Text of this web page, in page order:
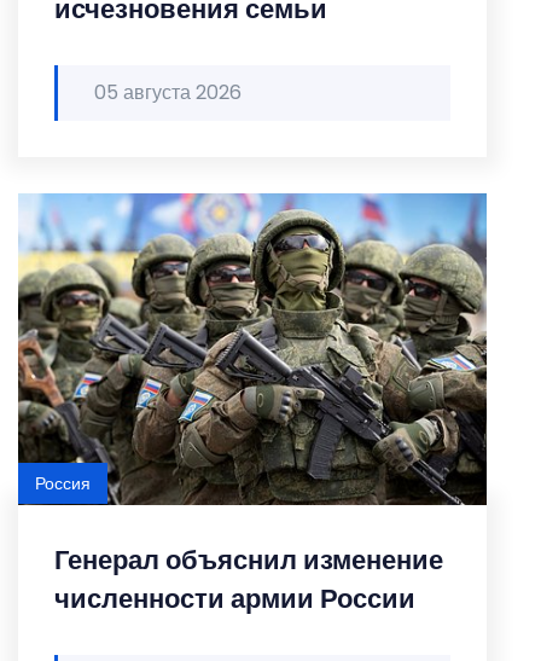
исчезновения семьи
05 августа 2026
Генерал объяснил изменение
численности армии России
Россия